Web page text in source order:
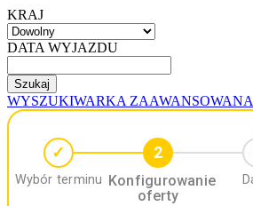
KRAJ
DATA WYJAZDU
WYSZUKIWARKA ZAAWANSOWANA